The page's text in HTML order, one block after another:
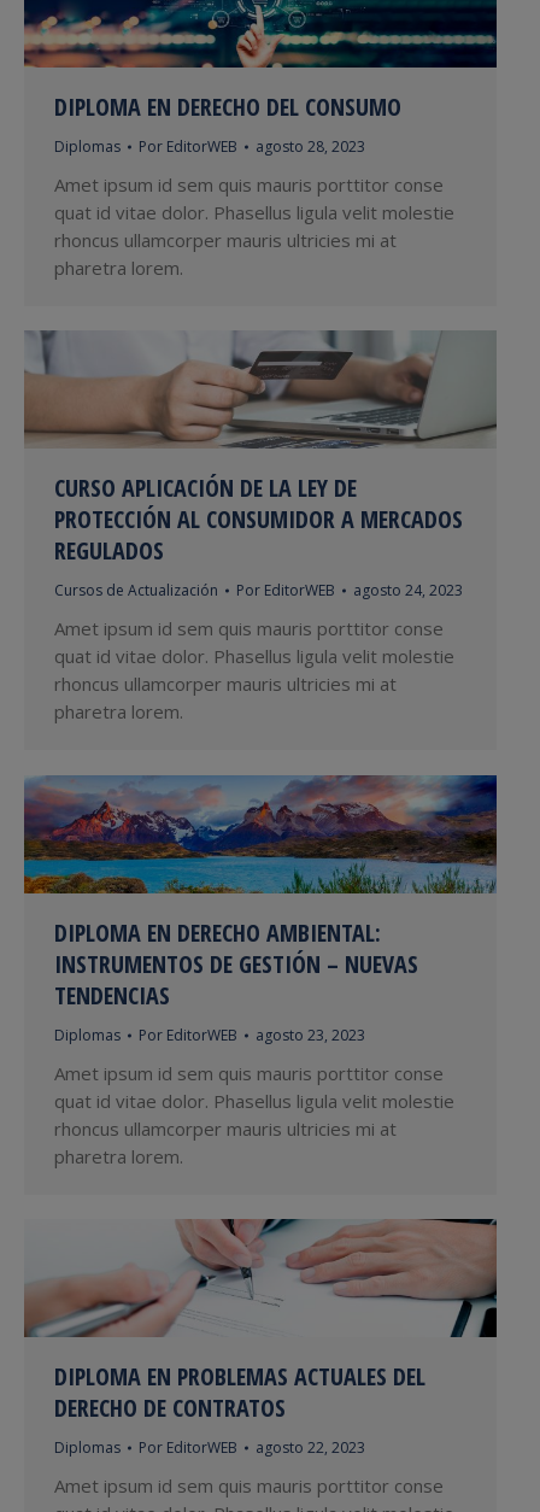
DIPLOMA EN DERECHO DEL CONSUMO
Diplomas Por EditorWEB agosto 28, 2023
Amet ipsum id sem quis mauris porttitor conse
quat id vitae dolor. Phasellus ligula velit molestie
rhoncus ullamcorper mauris ultricies mi at
pharetra lorem.
CURSO APLICACIÓN DE LA LEY DE
PROTECCIÓN AL CONSUMIDOR A MERCADOS
REGULADOS
Cursos de Actualización Por EditorWEB agosto 24, 2023
Amet ipsum id sem quis mauris porttitor conse
quat id vitae dolor. Phasellus ligula velit molestie
rhoncus ullamcorper mauris ultricies mi at
pharetra lorem.
DIPLOMA EN DERECHO AMBIENTAL:
INSTRUMENTOS DE GESTIÓN – NUEVAS
TENDENCIAS
Diplomas Por EditorWEB agosto 23, 2023
Amet ipsum id sem quis mauris porttitor conse
quat id vitae dolor. Phasellus ligula velit molestie
rhoncus ullamcorper mauris ultricies mi at
pharetra lorem.
DIPLOMA EN PROBLEMAS ACTUALES DEL
DERECHO DE CONTRATOS
Diplomas Por EditorWEB agosto 22, 2023
Amet ipsum id sem quis mauris porttitor conse